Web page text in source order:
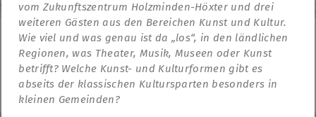
vom Zukunftszentrum Holzminden-Höxter und drei
weiteren Gästen aus den Bereichen Kunst und Kultur.
Wie viel und was genau ist da „los“, in den ländlichen
Regionen, was Theater, Musik, Museen oder Kunst
betrifft? Welche Kunst- und Kulturformen gibt es
abseits der klassischen Kultursparten besonders in
kleinen Gemeinden?
TheatreFragile
Newsletter . Donations . Subvention .
Contact
mentions légales
. déclaration de confidentialité